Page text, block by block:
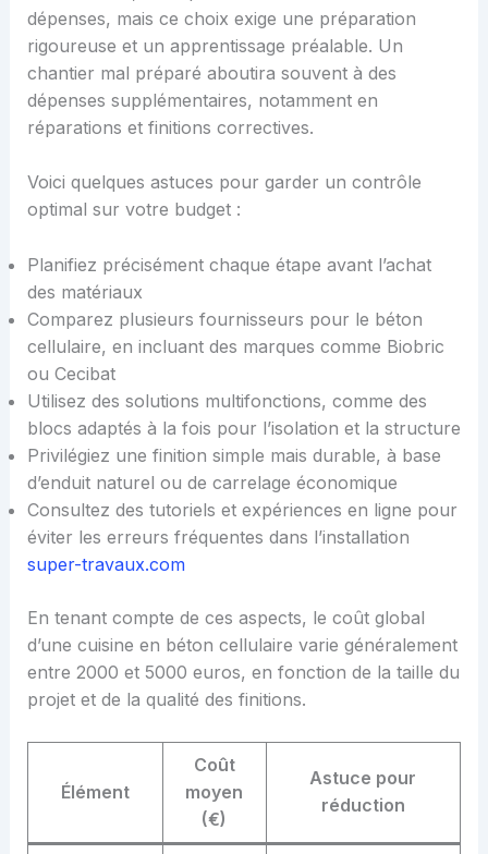
dépenses, mais ce choix exige une préparation
rigoureuse et un apprentissage préalable. Un
chantier mal préparé aboutira souvent à des
dépenses supplémentaires, notamment en
réparations et finitions correctives.
Voici quelques astuces pour garder un contrôle
optimal sur votre budget :
Planifiez précisément chaque étape avant l’achat
des matériaux
Comparez plusieurs fournisseurs pour le béton
cellulaire, en incluant des marques comme Biobric
ou Cecibat
Utilisez des solutions multifonctions, comme des
blocs adaptés à la fois pour l’isolation et la structure
Privilégiez une finition simple mais durable, à base
d’enduit naturel ou de carrelage économique
Consultez des tutoriels et expériences en ligne pour
éviter les erreurs fréquentes dans l’installation
super-travaux.com
En tenant compte de ces aspects, le coût global
d’une cuisine en béton cellulaire varie généralement
entre 2000 et 5000 euros, en fonction de la taille du
projet et de la qualité des finitions.
Élément
Coût
moyen
(€)
Astuce pour
réduction